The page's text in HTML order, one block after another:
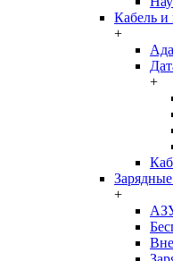
Кабель и
+
+
+